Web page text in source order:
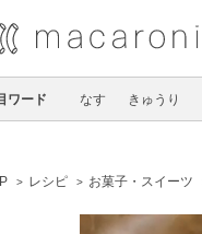
ワード なす きゅうり
レシピ お菓子・スイーツ